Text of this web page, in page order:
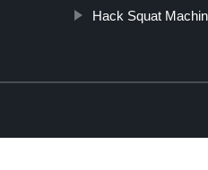
Hack Squat